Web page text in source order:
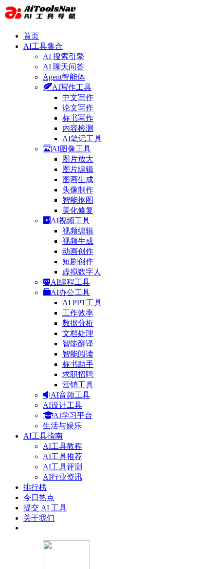
首页
AI工具集合
AI 搜索引擎
AI 聊天问答
Agent智能体
AI写作工具
中文写作
论文写作
标书写作
内容检测
AI笔记工具
AI图像工具
图片放大
图片编辑
图画生成
头像制作
智能抠图
美化修复
AI视频工具
视频编辑
视频生成
动画创作
短剧创作
虚拟数字人
AI编程工具
AI办公工具
AI PPT工具
工作效率
数据分析
文档处理
智能翻译
智能阅读
标书助手
求职招聘
营销工具
AI音频工具
AI设计工具
AI学习平台
生活与娱乐
AI工具指南
AI工具教程
AI工具推荐
AI工具评测
AI行业资讯
排行榜
今日热点
提交 AI 工具
关于我们